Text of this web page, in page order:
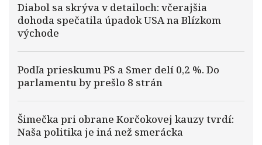
Diabol sa skrýva v detailoch: včerajšia
dohoda spečatila úpadok USA na Blízkom
východe
Podľa prieskumu PS a Smer delí 0,2 %. Do
parlamentu by prešlo 8 strán
Šimečka pri obrane Korčokovej kauzy tvrdí:
Naša politika je iná než smerácka